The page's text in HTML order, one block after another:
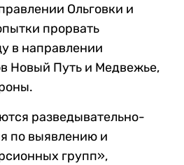
Ольговки и
прорвать
в направлении
Новый Путь и Медвежье,
разведывательно-
по выявлению и
групп»,